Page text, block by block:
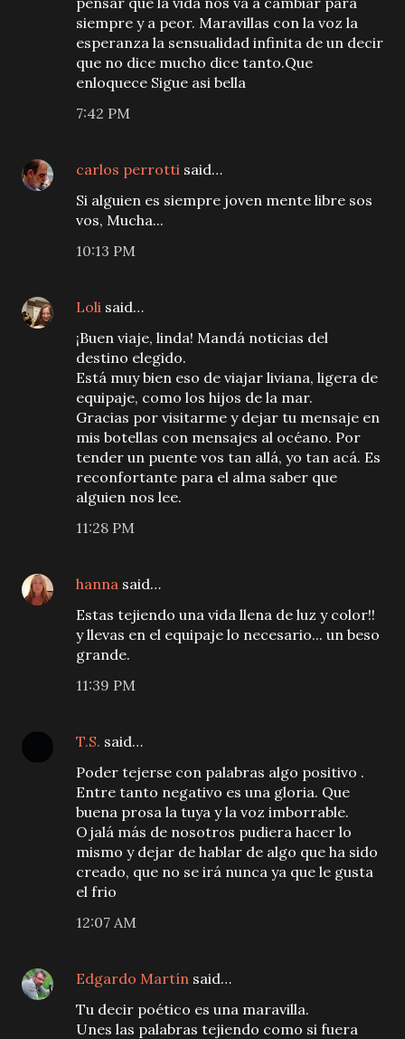
siempre y a peor. Maravillas con la voz la
esperanza la sensualidad infinita de un decir
que no dice mucho dice tanto.Que
enloquece Sigue asi bella
7:42 PM
carlos perrotti said…
Si alguien es siempre joven mente libre sos
vos, Mucha...
10:13 PM
Loli said…
¡Buen viaje, linda! Mandá noticias del
destino elegido.
Está muy bien eso de viajar liviana, ligera de
equipaje, como los hijos de la mar.
Gracias por visitarme y dejar tu mensaje en
mis botellas con mensajes al océano. Por
tender un puente vos tan allá, yo tan acá. Es
reconfortante para el alma saber que
alguien nos lee.
11:28 PM
hanna said…
Estas tejiendo una vida llena de luz y color!!
y llevas en el equipaje lo necesario... un beso
grande.
11:39 PM
T.S. said…
Poder tejerse con palabras algo positivo .
Entre tanto negativo es una gloria. Que
buena prosa la tuya y la voz imborrable.
Ojalá más de nosotros pudiera hacer lo
mismo y dejar de hablar de algo que ha sido
creado, que no se irá nunca ya que le gusta
el frio
12:07 AM
Edgardo Martín said…
Tu decir poético es una maravilla.
Unes las palabras tejiendo como si fuera